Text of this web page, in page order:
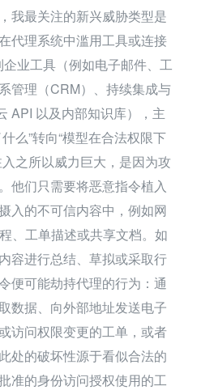
我最关注的新兴威胁类型是
代理系统中滥用工具或连接
业工具（例如电子邮件、工
管理（CRM）、持续集成与
API 以及内部知识库），主
么”转向“模型在合法权限下
之所以威力巨大，是因为攻
他们只需要将恶意指令植入
入的不可信内容中，例如网
、工单描述或共享文档。如
容进行总结、草拟或采取行
便可能劫持代理的行为：通
数据、向外部地址发送电子
访问权限变更的工单，或者
处的破坏性源于看似合法的
准的身份访问授权使用的工